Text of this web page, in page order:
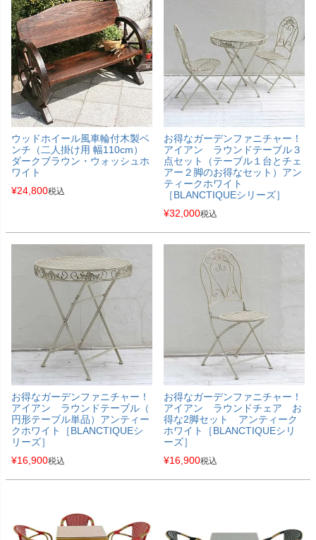
ウッドホイール風車輪付木製ベ
ンチ（二人掛け用 幅110cm）
ダークブラウン・ウォッシュホ
ワイト
¥24,800税込
お得なガーデンファニチャー！
アイアン ラウンドテーブル３
点セット（テーブル１台とチェ
アー２脚のお得なセット）アン
ティークホワイト
［BLANCTIQUEシリーズ］
¥32,000税込
お得なガーデンファニチャー！
アイアン ラウンドテーブル（
円形テーブル単品）アンティー
クホワイト［BLANCTIQUEシ
リーズ］
¥16,900税込
お得なガーデンファニチャー！
アイアン ラウンドチェア お
得な2脚セット アンティーク
ホワイト［BLANCTIQUEシリ
ーズ］
¥16,900税込